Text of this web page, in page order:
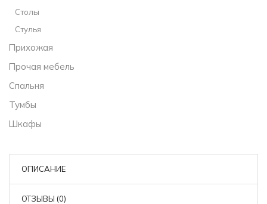
Столы
Стулья
Прихожая
Прочая мебель
Спальня
Тумбы
Шкафы
ОПИСАНИЕ
ОТЗЫВЫ (0)